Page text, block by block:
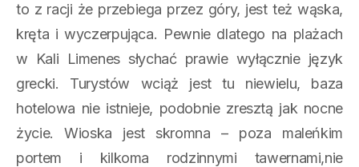
to z racji że przebiega przez góry, jest też wąska,
kręta i wyczerpująca. Pewnie dlatego na plażach
w Kali Limenes słychać prawie wyłącznie język
grecki. Turystów wciąż jest tu niewielu, baza
hotelowa nie istnieje, podobnie zresztą jak nocne
życie. Wioska jest skromna – poza maleńkim
portem i kilkoma rodzinnymi tawernami,nie